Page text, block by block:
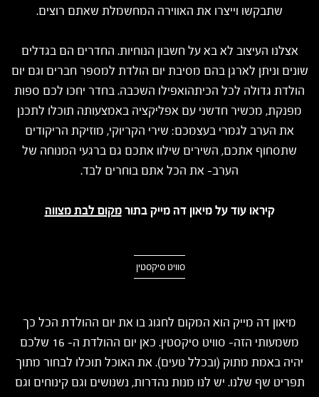
שתבקשו וייצרו את האווירה המחשמלת שאתם רוצים.
אצלנו העיצוב לא בא על חשבון הנוחיות. החדרים הם בגדלים
שונים וניתן לארגן בהם מסיבת יום הולדת למספר חברים וגם יום
הולדת גדולה לכל הכיתהואפילו השכבה. בחדר יחכו לכם ספות
מפנקת, מכשיר חדשני עם אפליקציה באמצעותה תוכלו לתכנן
את הערב לגמרי בעצמכם: שירי הקריוקי, מוזיקת הריקודים
שתסחוף אתכם, השירים שילוו אתכם גם ברגעי המנוחה של
הערב- את הכל אתם בוחרים לבד.
קיראו עוד על מיאון דה מייק בתורמקום לבת מצווה
סוויט סיקסטין
מיאון דה מייק הוא המקום לחגוג בו את יום ההולדת הכל כך
משמעותי הזה- סוויט סיקסטין. כאן יום ההולדת ה- 16 שלכם
יהיה באמת מתוק (ובכלל טעים). את האוכל תוכלו לבחור מתוך
תפריט שף שלנו. יש לנו מנות נהדרות, נשנושים וגם קינוחים וגם